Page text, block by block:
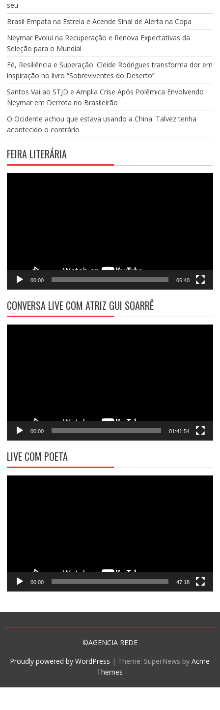
seu
Brasil Empata na Estreia e Acende Sinal de Alerta na Copa
Neymar Evolui na Recuperação e Renova Expectativas da
Seleção para o Mundial
Fé, Resiliência e Superação: Cleide Rodrigues transforma dor em
inspiração no livro “Sobreviventes do Deserto”
Santos Vai ao STJD e Amplia Crise Após Polêmica Envolvendo
Neymar em Derrota no Brasileirão
O Ocidente achou que estava usando a China. Talvez tenha
acontecido o contrário
FEIRA LITERÁRIA
00:00 06:40
CONVERSA LIVE COM ATRIZ GUI SOARRÊ
00:00 01:41:54
LIVE COM POETA
00:00 47:18
©AGENCIA REDE
Proudly powered by WordPress | Theme: SuperNews byAcme
Themes